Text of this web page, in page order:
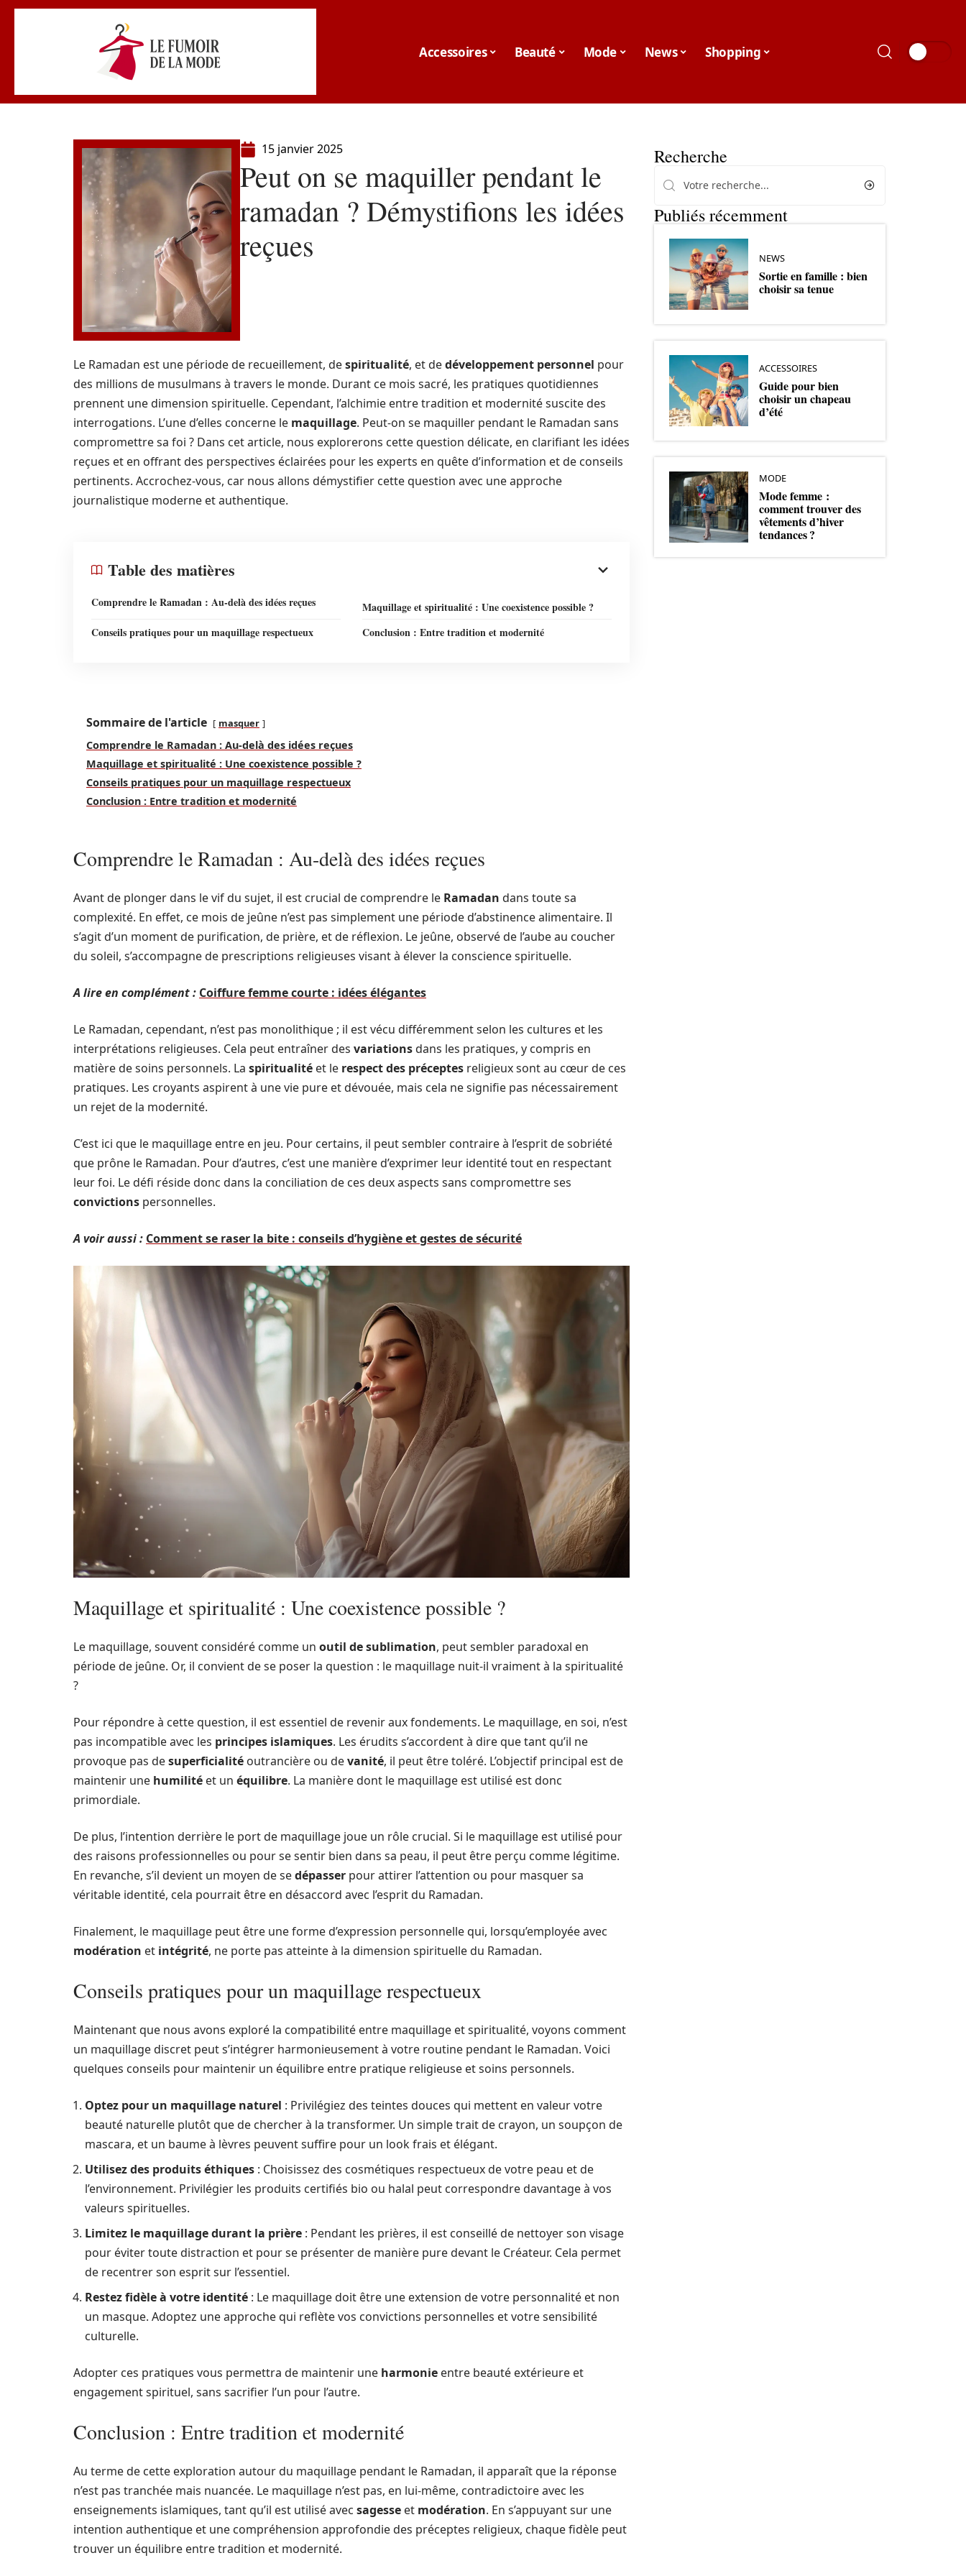
Accessoires Beauté Mode News Shopping
15 janvier 2025
Peut on se maquiller pendant le
ramadan ? Démystifions les idées
reçues
Le Ramadan est une période de recueillement, despiritualité, et dedéveloppement personnel pour
des millions de musulmans à travers le monde. Durant ce mois sacré, les pratiques quotidiennes
prennent une dimension spirituelle. Cependant, l’alchimie entre tradition et modernité suscite des
interrogations. L’une d’elles concerne le maquillage. Peut-on se maquiller pendant le Ramadan sans
compromettre sa foi ? Dans cet article, nous explorerons cette question délicate, en clarifiant les idées
reçues et en offrant des perspectives éclairées pour les experts en quête d’information et de conseils
pertinents. Accrochez-vous, car nous allons démystifier cette question avec une approche
journalistique moderne et authentique.
Table des matières
Comprendre le Ramadan : Au-delà des idées reçues
Maquillage et spiritualité : Une coexistence possible ?
Conseils pratiques pour un maquillage respectueux
Conclusion : Entre tradition et modernité
Sommaire de l'article masquer
Comprendre le Ramadan : Au-delà des idées reçues
Maquillage et spiritualité : Une coexistence possible ?
Conseils pratiques pour un maquillage respectueux
Conclusion : Entre tradition et modernité
Comprendre le Ramadan : Au-delà des idées reçues
Avant de plonger dans le vif du sujet, il est crucial de comprendre le Ramadan dans toute sa
complexité. En effet, ce mois de jeûne n’est pas simplement une période d’abstinence alimentaire. Il
s’agit d’un moment de purification, de prière, et de réflexion. Le jeûne, observé de l’aube au coucher
du soleil, s’accompagne de prescriptions religieuses visant à élever la conscience spirituelle.
A lire en complément : Coiffure femme courte : idées élégantes
Le Ramadan, cependant, n’est pas monolithique ; il est vécu différemment selon les cultures et les
interprétations religieuses. Cela peut entraîner des variationsdans les pratiques, y compris en
matière de soins personnels. La spiritualité et le respect des préceptes religieux sont au cœur de ces
pratiques. Les croyants aspirent à une vie pure et dévouée, mais cela ne signifie pas nécessairement
un rejet de la modernité.
C’est ici que le maquillage entre en jeu. Pour certains, il peut sembler contraire à l’esprit de sobriété
que prône le Ramadan. Pour d’autres, c’est une manière d’exprimer leur identité tout en respectant
leur foi. Le défi réside donc dans la conciliation de ces deux aspects sans compromettre ses
convictions personnelles.
A voir aussi : Comment se raser la bite : conseils d’hygiène et gestes de sécurité
Maquillage et spiritualité : Une coexistence possible ?
Le maquillage, souvent considéré comme un outil de sublimation, peut sembler paradoxal en
période de jeûne. Or, il convient de se poser la question : le maquillage nuit-il vraiment à la spiritualité
?
Pour répondre à cette question, il est essentiel de revenir aux fondements. Le maquillage, en soi, n’est
pas incompatible avec les principes islamiques. Les érudits s’accordent à dire que tant qu’il ne
provoque pas desuperficialité outrancière ou devanité, il peut être toléré. L’objectif principal est de
maintenir une humilité et un équilibre. La manière dont le maquillage est utilisé est donc
primordiale.
De plus, l’intention derrière le port de maquillage joue un rôle crucial. Si le maquillage est utilisé pour
des raisons professionnelles ou pour se sentir bien dans sa peau, il peut être perçu comme légitime.
En revanche, s’il devient un moyen de sedépasser pour attirer l’attention ou pour masquer sa
véritable identité, cela pourrait être en désaccord avec l’esprit du Ramadan.
Finalement, le maquillage peut être une forme d’expression personnelle qui, lorsqu’employée avec
modération et intégrité, ne porte pas atteinte à la dimension spirituelle du Ramadan.
Conseils pratiques pour un maquillage respectueux
Maintenant que nous avons exploré la compatibilité entre maquillage et spiritualité, voyons comment
un maquillage discret peut s’intégrer harmonieusement à votre routine pendant le Ramadan. Voici
quelques conseils pour maintenir un équilibre entre pratique religieuse et soins personnels.
Optez pour un maquillage naturel : Privilégiez des teintes douces qui mettent en valeur votre
beauté naturelle plutôt que de chercher à la transformer. Un simple trait de crayon, un soupçon de
mascara, et un baume à lèvres peuvent suffire pour un look frais et élégant.
Utilisez des produits éthiques : Choisissez des cosmétiques respectueux de votre peau et de
l’environnement. Privilégier les produits certifiés bio ou halal peut correspondre davantage à vos
valeurs spirituelles.
Limitez le maquillage durant la prière : Pendant les prières, il est conseillé de nettoyer son visage
pour éviter toute distraction et pour se présenter de manière pure devant le Créateur. Cela permet
de recentrer son esprit sur l’essentiel.
Restez fidèle à votre identité : Le maquillage doit être une extension de votre personnalité et non
un masque. Adoptez une approche qui reflète vos convictions personnelles et votre sensibilité
culturelle.
Adopter ces pratiques vous permettra de maintenir une harmonie entre beauté extérieure et
engagement spirituel, sans sacrifier l’un pour l’autre.
Conclusion : Entre tradition et modernité
Au terme de cette exploration autour du maquillage pendant le Ramadan, il apparaît que la réponse
n’est pas tranchée mais nuancée. Le maquillage n’est pas, en lui-même, contradictoire avec les
enseignements islamiques, tant qu’il est utilisé avec sagesse et modération. En s’appuyant sur une
intention authentique et une compréhension approfondie des préceptes religieux, chaque fidèle peut
trouver un équilibre entre tradition et modernité.
Recherche
Publiés récemment
NEWS
Sortie en famille : bien
choisir sa tenue
ACCESSOIRES
Guide pour bien
choisir un chapeau
d’été
MODE
Mode femme :
comment trouver des
vêtements d’hiver
tendances ?